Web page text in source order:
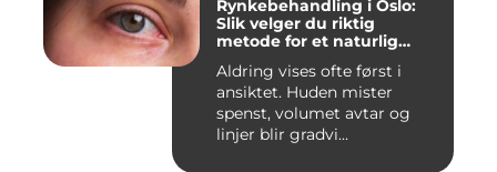
Rynkebehandling i Oslo:
Slik velger du riktig
metode for et naturlig
Aldring vises ofte først i
ansiktet. Huden mister
spenst, volumet avtar og
linjer blir gradvi...